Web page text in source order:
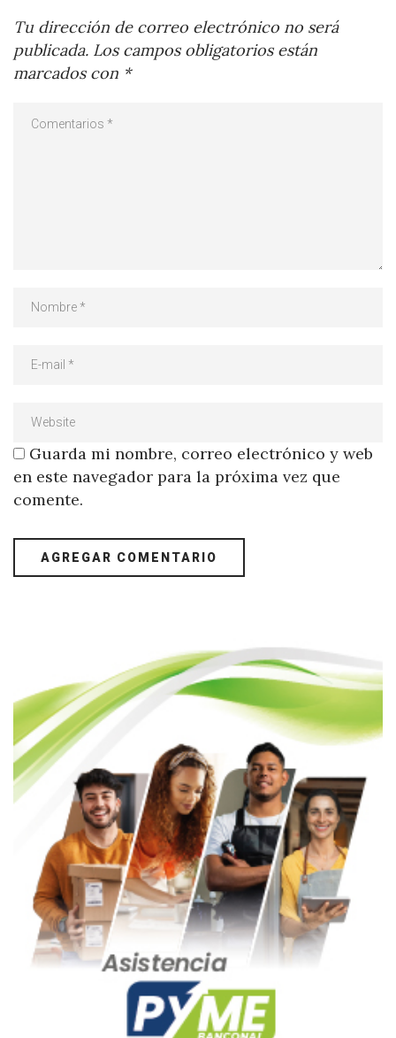
Tu dirección de correo electrónico no será
publicada. Los campos obligatorios están
marcados con *
Guarda mi nombre, correo electrónico y web
en este navegador para la próxima vez que
comente.